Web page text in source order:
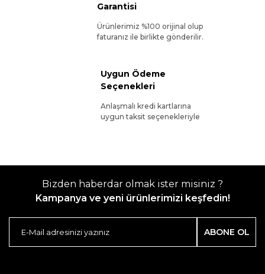
Garantisi
Ürünlerimiz %100 orijinal olup
faturanız ile birlikte gönderilir.
Uygun Ödeme
Seçenekleri
Anlaşmalı kredi kartlarına
uygun taksit seçenekleriyle
Bizden haberdar olmak ister misiniz ?
Kampanya ve yeni ürünlerimizi keşfedin!
ABONE OL